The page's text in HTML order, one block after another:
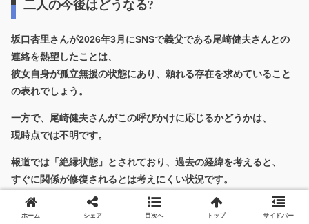
二人の今後はどうなる?
坂口杏里さんが2026年3月にSNSで義父である尾崎健夫さんとの
連絡を熱望したことは、
彼女自身が孤立無援の状態にあり、頼れる存在を求めていること
の表れでしょう。
一方で、尾崎健夫さんがこの呼びかけに応じるかどうかは、
現時点では不明です。
報道では「絶縁状態」とされており、過去の経緯を考えると、
すぐに関係が修復されるとは考えにくい状況です。
仮に二人が再び連絡を取り合うことになったとしても、
ホーム シェア 目次へ トップ サイドバー